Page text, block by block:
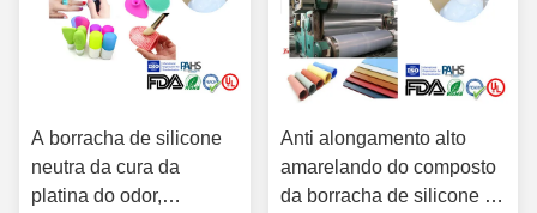
A borracha de silicone
neutra da cura da
platina do odor,
Anti alongamento alto
amarelando do composto
da borracha de silicone da